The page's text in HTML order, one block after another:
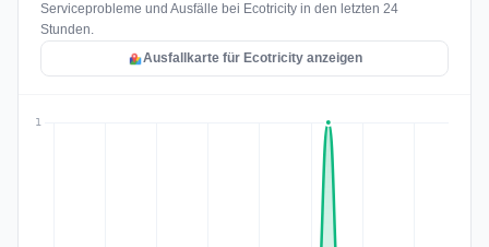
Serviceprobleme und Ausfälle bei Ecotricity in den letzten 24
Stunden.
Ausfallkarte für Ecotricity anzeigen